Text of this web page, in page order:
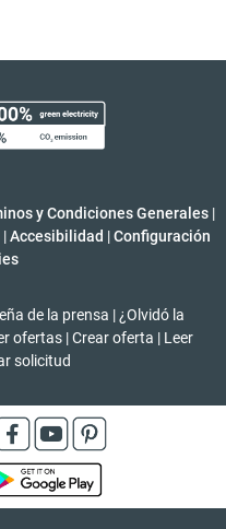
y Condiciones Generales |
| Accesibilidad | Configuración
de la prensa | ¿Olvidó la
ofertas | Crear oferta | Leer
solicitud